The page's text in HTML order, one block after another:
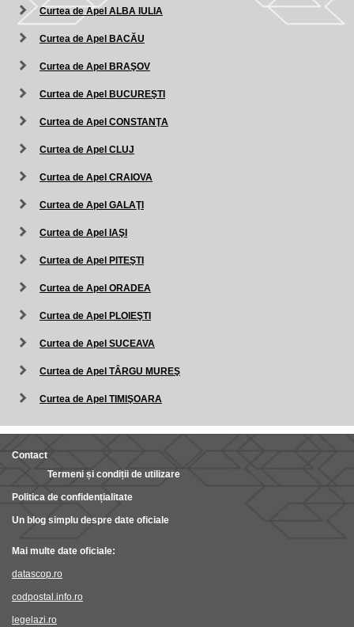
Curtea de Apel ALBA IULIA
Curtea de Apel BACĂU
Curtea de Apel BRAŞOV
Curtea de Apel BUCUREŞTI
Curtea de Apel CONSTANŢA
Curtea de Apel CLUJ
Curtea de Apel CRAIOVA
Curtea de Apel GALAŢI
Curtea de Apel IAŞI
Curtea de Apel PITEŞTI
Curtea de Apel ORADEA
Curtea de Apel PLOIEŞTI
Curtea de Apel SUCEAVA
Curtea de Apel TÂRGU MUREŞ
Curtea de Apel TIMIŞOARA
Contact
Termeni și condiții de utilizare
Politica de confidențialitate
Un blog simplu despre date oficiale
Mai multe date oficiale:
datascop.ro
codpostal.info.ro
legelazi.ro